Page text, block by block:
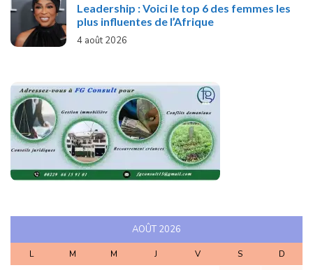
Leadership : Voici le top 6 des femmes les
plus influentes de l’Afrique
4 août 2026
AOÛT 2026
L M M J V S D